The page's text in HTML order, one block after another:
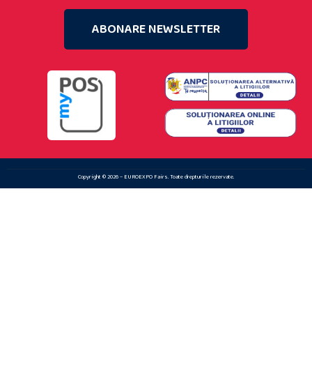
ABONARE NEWSLETTER
Copyright © 2026 – EUROEXPO Fairs. Toate drepturile rezervate.